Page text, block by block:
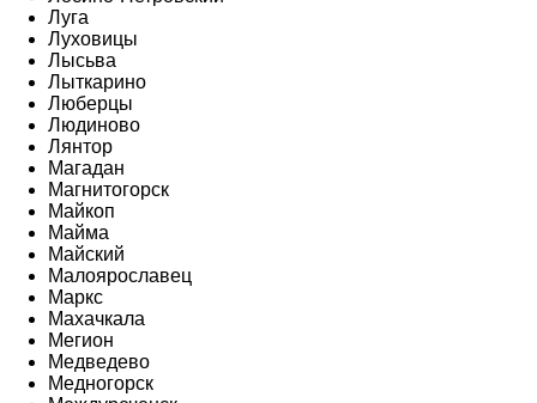
Луга
Луховицы
Лысьва
Лыткарино
Люберцы
Людиново
Лянтор
Магадан
Магнитогорск
Майкоп
Майма
Майский
Малоярославец
Маркс
Махачкала
Мегион
Медведево
Медногорск